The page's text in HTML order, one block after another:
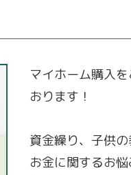
マイホーム購入
おります！
資金繰り、子供
お金に関するお